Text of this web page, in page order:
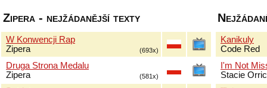
Zipera - nejžádanější texty
W Konwencji Rap
Zipera
(693x)
Druga Strona Medalu
Zipera
(581x)
Kanikuly
Code Red
I'm Not
Stacie